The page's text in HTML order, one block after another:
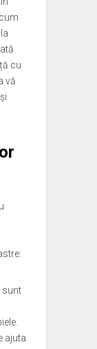
cu
vă
sunt
ajuta